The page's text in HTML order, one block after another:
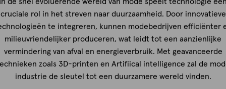
cruciale rol in het streven naar duurzaamheid. Door innovatieve
te integreren, kunnen modebedrijven efficiënter
milieuvriendelijker produceren, wat leidt tot een aanzienlijke
vermindering van afval en energieverbruik. Met geavanceerde
zoals 3D-printen en Artifiical intelligence zal de
industrie de sleutel tot een duurzamere wereld vinden.